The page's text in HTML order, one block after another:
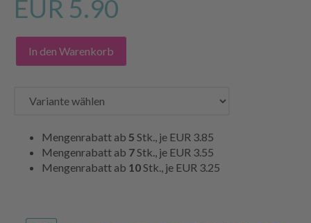
EUR 5.90
In den Warenkorb
Mengenrabatt ab 5 Stk., je EUR 3.85
Mengenrabatt ab 7 Stk., je EUR 3.55
Mengenrabatt ab 10 Stk., je EUR 3.25